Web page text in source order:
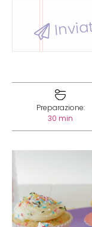
Preparazione:
30 min